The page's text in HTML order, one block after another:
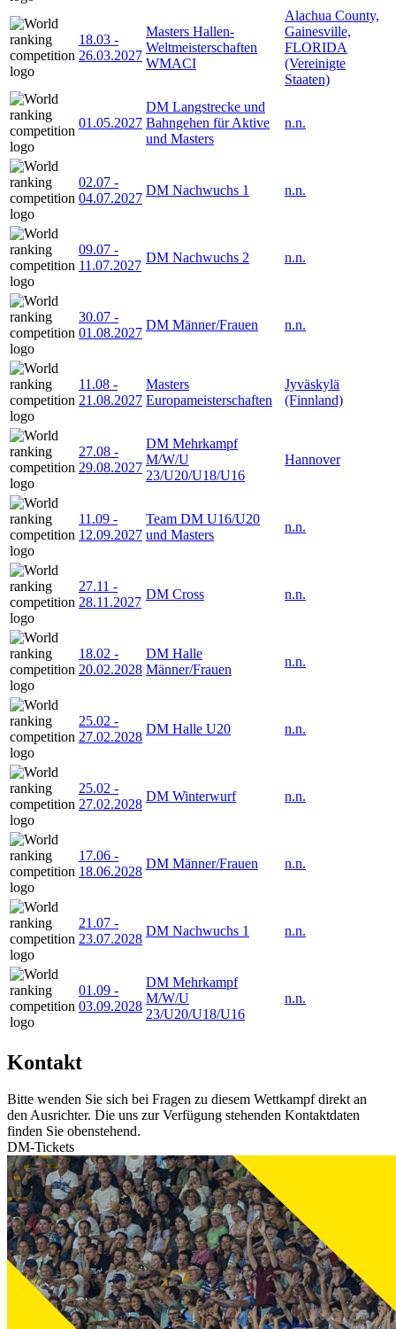
18.03 -
26.03.2027
Masters Hallen-
Weltmeisterschaften
WMACI
Alachua County,
Gainesville,
FLORIDA
(Vereinigte
Staaten)
01.05.2027
DM Langstrecke und
Bahngehen für Aktive
und Masters
n.n.
02.07 -
04.07.2027
DM Nachwuchs 1 n.n.
09.07 -
11.07.2027
DM Nachwuchs 2 n.n.
30.07 -
01.08.2027
DM Männer/Frauen n.n.
11.08 -
21.08.2027
Masters
Europameisterschaften
Jyväskylä
(Finnland)
27.08 -
29.08.2027
DM Mehrkampf
M/W/U
23/U20/U18/U16
Hannover
11.09 -
12.09.2027
Team DM U16/U20
und Masters
n.n.
27.11 -
28.11.2027
DM Cross n.n.
18.02 -
20.02.2028
DM Halle
Männer/Frauen
n.n.
25.02 -
27.02.2028
DM Halle U20 n.n.
25.02 -
27.02.2028
DM Winterwurf n.n.
17.06 -
18.06.2028
DM Männer/Frauen n.n.
21.07 -
23.07.2028
DM Nachwuchs 1 n.n.
01.09 -
03.09.2028
DM Mehrkampf
M/W/U
23/U20/U18/U16
n.n.
Kontakt
Bitte wenden Sie sich bei Fragen zu diesem Wettkampf direkt an
den Ausrichter. Die uns zur Verfügung stehenden Kontaktdaten
finden Sie obenstehend.
DM-Tickets